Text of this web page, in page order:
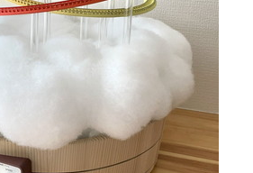
前線
の話題